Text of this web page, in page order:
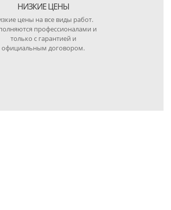
НИЗКИЕ ЦЕНЫ
цены на все виды работ.
профессионалами и
только с гарантией и
официальным договором.